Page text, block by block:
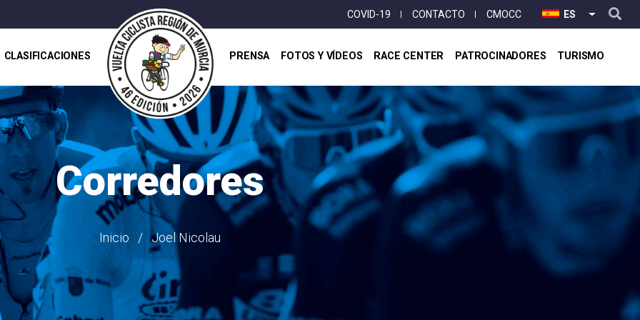
ES LISTA
User
account
COVID-19 CONTACTO CMOCC
CLASIFICACIONES PRENSA FOTOS Y VÍDEOS RACE CENTER PATROCINADORES TURISMO
Corredores
Inicio Joel Nicolau